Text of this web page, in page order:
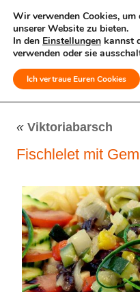
MENÜ
« Viktoriabarsch
Fischlelet mit
Wir verwenden Cookies,
unserer Website zu bieten.
In den Einstellungen kannst
verwenden oder sie
Ich vertraue Euren Cookies